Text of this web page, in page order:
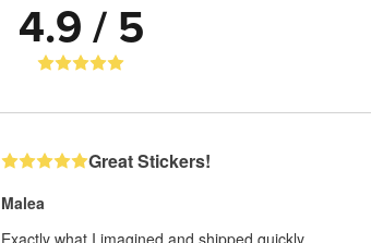
4.9 / 5
Great Stickers!
Malea
Exactly what I imagined and shipped quickly